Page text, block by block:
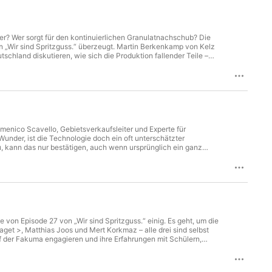
Wer sorgt für den kontinuierlichen Granulatnachschub? Die
sind Spritzguss.“ überzeugt. Martin Berkenkamp von Kelz
diskutieren, wie sich die Produktion fallender Teile –
das
Scavello, Gebietsverkaufsleiter und Experte für
ist die Technologie doch ein oft unterschätzter
das nur bestätigen, auch wenn ursprünglich ein ganz
der Gasinnendrucktechnologie aus – und vor allem über ihre
als auch das physikalische Schäumen.
Episode 27 von „Wir sind Spritzguss.“ einig. Es geht, um die
>, Matthias Joos und Mert Korkmaz – alle drei sind selbst
Fakuma engagieren und ihre Erfahrungen mit Schülern,
energieeffizient verarbeiten lässt.